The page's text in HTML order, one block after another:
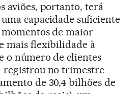
aviões, portanto, terá
capacidade suficiente
de maior
mais flexibilidade à
o número de clientes
registrou no trimestre
de 30,4 bilhões de